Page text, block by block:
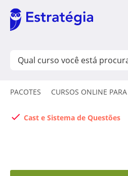
PACOTES CURSOS ONLINE
Cast e Sistema de Questões